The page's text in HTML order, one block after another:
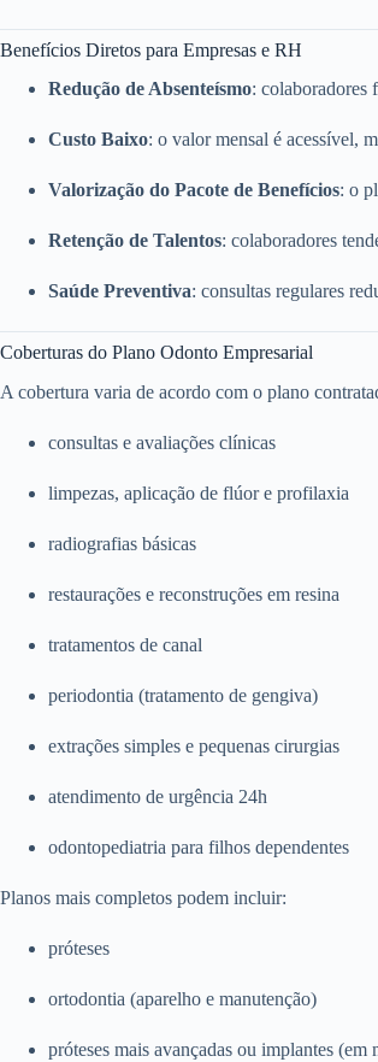
Benefícios Diretos para Empresas e RH
Redução de Absenteísmo: colaboradores
Custo Baixo: o valor mensal é acessível,
Valorização do Pacote de Benefícios: o
Retenção de Talentos: colaboradores
Saúde Preventiva: consultas regulares
Coberturas do Plano Odonto Empresarial
A cobertura varia de acordo com o plano
consultas e avaliações clínicas
limpezas, aplicação de flúor e profilaxia
radiografias básicas
restaurações e reconstruções em resina
tratamentos de canal
periodontia (tratamento de gengiva)
extrações simples e pequenas cirurgias
atendimento de urgência 24h
odontopediatria para filhos dependentes
Planos mais completos podem incluir:
próteses
ortodontia (aparelho e manutenção)
próteses mais avançadas ou implantes (em